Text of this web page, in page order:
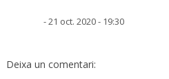
- 21 oct. 2020 - 19:30
Deixa un comentari: